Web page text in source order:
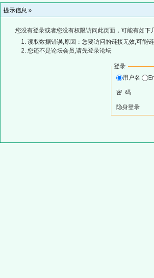
提示信息 »
您没有登录或者您没有权限访问此页面，可能有如下
读取数据错误,原因：您要访问的链接无效,可能
您还不是论坛会员,请先登录论坛
登录
用户名
密 码
隐身登录